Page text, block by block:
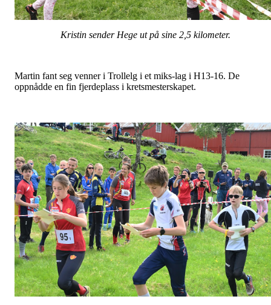
Kristin sender Hege ut på sine 2,5 kilometer.
Martin fant seg venner i Trollelg i et miks-lag i H13-16. De
oppnådde en fin fjerdeplass i kretsmesterskapet.